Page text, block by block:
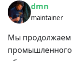
dmn
maintainer
Мы продолжаем
промышленного